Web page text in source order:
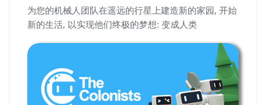
为您的机械人团队在遥远的行星上建造新的家园, 开始
新的生活, 以实现他们终极的梦想: 变成人类